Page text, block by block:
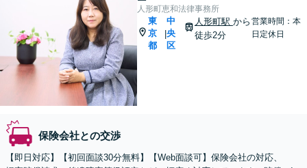
人形町恵和法律事務所
東
京
都
|
中
央
区
人形町駅 から
徒歩2分
営業時間：本
日定休日
保険会社との交渉
【即日対応】【初回面談30分無料】【Web面談可】保険会社の対応、